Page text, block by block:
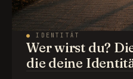
● IDENTITÄT
Wer wirst du?
die deine